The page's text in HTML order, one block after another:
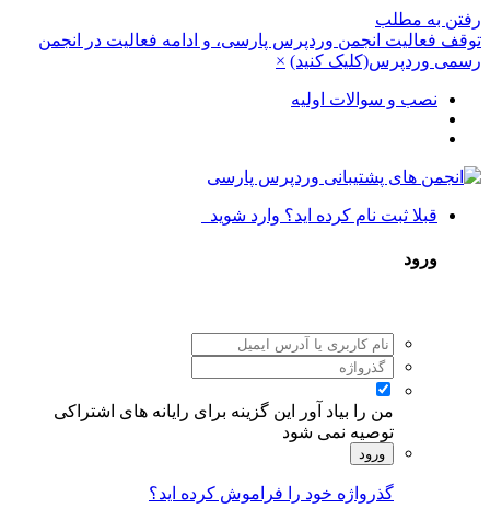
رفتن به مطلب
توقف فعالیت انجمن وردپرس پارسی، و ادامه فعالیت در انجمن
رسمی وردپرس(کلیک کنید) ×
نصب و سوالات اولیه
قبلا ثبت نام کرده اید؟ وارد شوید
ورود
من را بیاد آور
این گزینه برای رایانه های اشتراکی
توصیه نمی شود
ورود
گذرواژه خود را فراموش کرده اید؟